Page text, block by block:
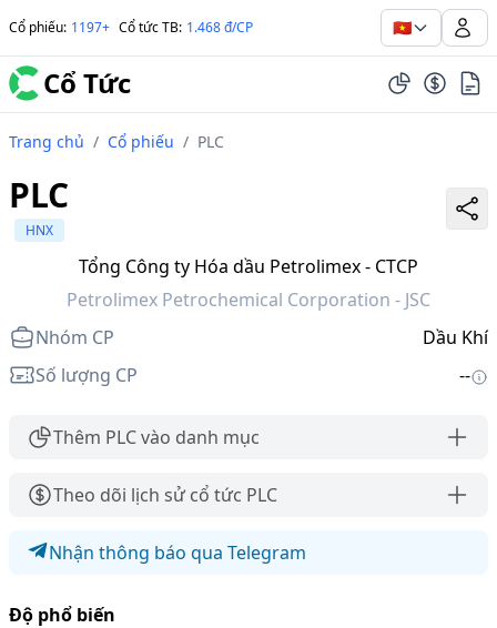
Cổ phiếu: 1197+ Cổ tức TB: 1.468 đ/CP 🇻🇳
Cổ Tức
Trang chủ / Cổ phiếu / PLC
PLC
HNX
Tổng Công ty Hóa dầu Petrolimex - CTCP
Petrolimex Petrochemical Corporation - JSC
Nhóm CP
Dầu Khí
Số lượng CP
--
Thêm PLC vào danh mục
Theo dõi lịch sử cổ tức PLC
Nhận thông báo qua Telegram
Độ phổ biến